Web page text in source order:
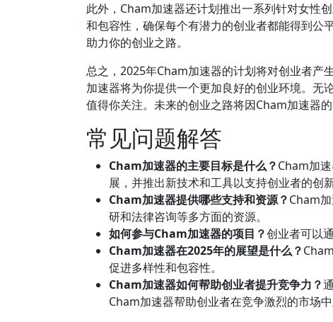
此外，Cham加速器还计划推出一系列针对女性
和包容性，确保每个有潜力的创业者都能得到公
助力你的创业之路。
总之，2025年Cham加速器的计划将对创业者产
加速器将为你提供一个更加良好的创业环境。无
值得你关注。未来的创业之路将因Cham加速器的
常见问题解答
Cham加速器的主要目标是什么？Cham加
展，并推出新技术和工具以支持创业者的创新
Cham加速器提供哪些支持和资源？Cham
研和法律咨询等多方面的资源。
如何参与Cham加速器的项目？创业者可以
Cham加速器在2025年的展望是什么？
促进多样性和包容性。
Cham加速器如何帮助创业者提升竞争力？
Cham加速器帮助创业者在竞争激烈的市场中